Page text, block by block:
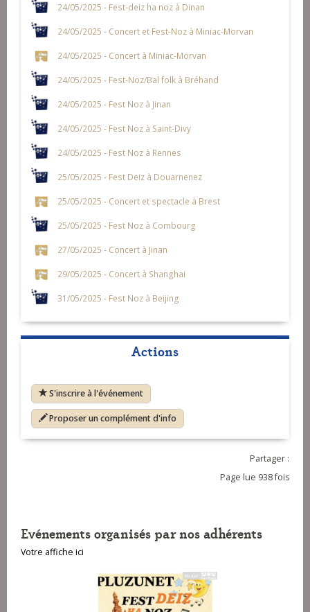
24/05/2025 - Fest-deiz ha noz à Dinan
24/05/2025 - Concert et Fest-Noz à Miniac-Morvan
24/05/2025 - Concert à Miniac-Morvan
24/05/2025 - Fest-Noz/Bal folk à Bréhand
24/05/2025 - Fest Noz à Jinan
24/05/2025 - Fest Noz à Saint-Divy
24/05/2025 - Fest Noz à Rennes
25/05/2025 - Fest Deiz à Douarnenez
25/05/2025 - Concert et spectacle à Brest
25/05/2025 - Fest Noz à Combourg
27/05/2025 - Concert à Jinan
29/05/2025 - Concert à Shanghai
31/05/2025 - Fest Noz à Beijing
Actions
S'inscrire à l'événement
Proposer un complément d'info
Partager :
Page lue 938 fois
Evénements organisés par nos adhérents
Votre affiche ici